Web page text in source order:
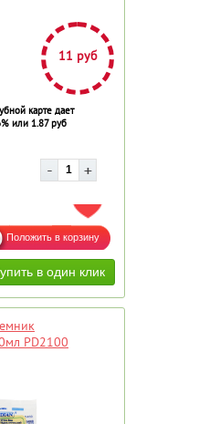
11 руб
карте дает
или 1.87 руб
ДОБАВИТЬ В ИЗБРАННОЕ
PD2100